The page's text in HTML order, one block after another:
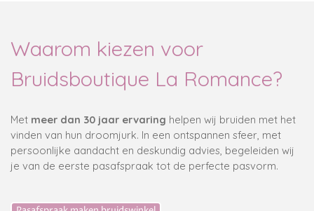
Waarom kiezen voor
Bruidsboutique La Romance?
Met meer dan 30 jaar ervaring helpen wij bruiden met het
vinden van hun droomjurk. In een ontspannen sfeer, met
persoonlijke aandacht en deskundig advies, begeleiden wij
je van de eerste pasafspraak tot de perfecte pasvorm.